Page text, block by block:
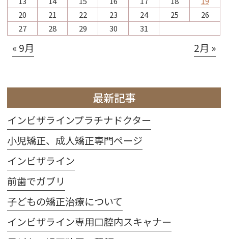
20
21 22 23 24 25
26
27
28 29 30 31
« 9月 2月 »
最新記事
インビザラインプラチナドクター
小児矯正、成人矯正専門ページ
インビザライン
前歯でガブリ
子どもの矯正治療について
インビザライン専用口腔内スキャナー